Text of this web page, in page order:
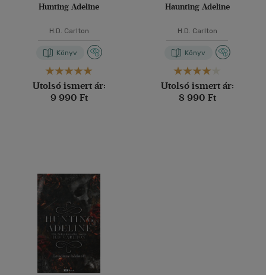
Hunting Adeline
H.D. Carlton
Könyv
Utolsó ismert ár:
9 990 Ft
Haunting Adeline
H.D. Carlton
Könyv
Utolsó ismert ár:
8 990 Ft